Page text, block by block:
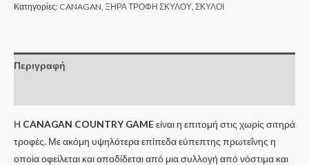
Κατηγορίες: CANAGAN ΞΗΡΑ ΤΡΟΦΗ ΣΚΥΛΟΥ ΣΚΥΛΟΙ
Περιγραφή
Η CANAGAN COUNTRY GAMEείναι η επιτομή στις χωρίς σιτηρά
τροφές. Με ακόμη υψηλότερα επίπεδα εύπεπτης πρωτεΐνης η
οποία οφείλεται και αποδίδεται από μια συλλογή από νόστιμα και